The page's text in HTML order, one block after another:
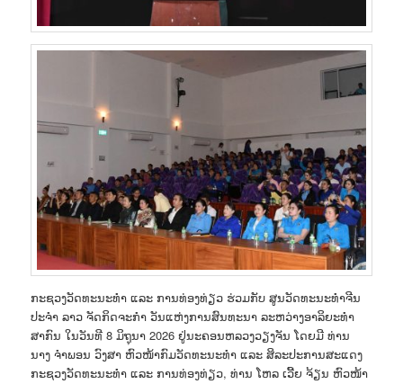
ກະຊວງວັດທະນະທຳ ແລະ ການທ່ອງທ່ຽວ ຮ່ວມກັບ ສູນວັດທະນະທຳຈີນ
ປະຈໍາ ລາວ ຈັດກິດຈະກຳ ວັນແຫ່ງການສົນທະນາ ລະຫວ່າງອາລິຍະທຳ
ສາກົນ ໃນວັນທີ 8 ມິຖຸນາ 2026 ຢູ່ນະຄອນຫລວງວຽງຈັນ ໂດຍມີ ທ່ານ
ນາງ ຈຳພອນ ວົງສາ ຫົວໜ້າກົມວັດທະນະທຳ ແລະ ສິລະປະການສະແດງ
ກະຊວງວັດທະນະທໍາ ແລະ ການທ່ອງທ່ຽວ, ທ່ານ ໂຫລ ເວີ້ຍ ຈ້ຽນ ຫົວໜ້າ